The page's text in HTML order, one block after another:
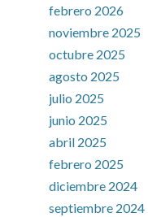
febrero 2026
noviembre 2025
octubre 2025
agosto 2025
julio 2025
junio 2025
abril 2025
febrero 2025
diciembre 2024
septiembre 2024